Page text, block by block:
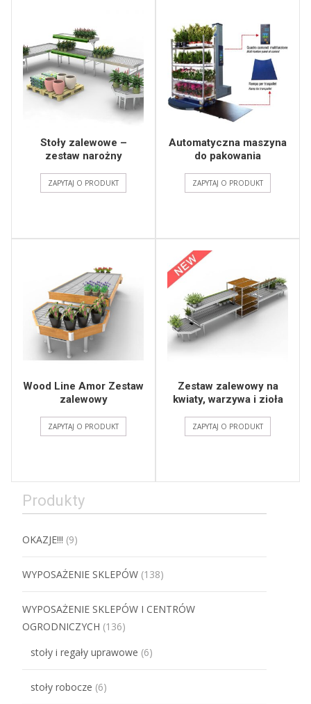
Stoły zalewowe –
zestaw narożny
ZAPYTAJ O PRODUKT
Automatyczna maszyna
do pakowania
ZAPYTAJ O PRODUKT
Wood Line Amor Zestaw
zalewowy
ZAPYTAJ O PRODUKT
Zestaw zalewowy na
kwiaty, warzywa i zioła
ZAPYTAJ O PRODUKT
Produkty
OKAZJE!!! (9)
WYPOSAŻENIE SKLEPÓW (138)
WYPOSAŻENIE SKLEPÓW I CENTRÓW
OGRODNICZYCH (136)
stoły i regały uprawowe (6)
stoły robocze (6)